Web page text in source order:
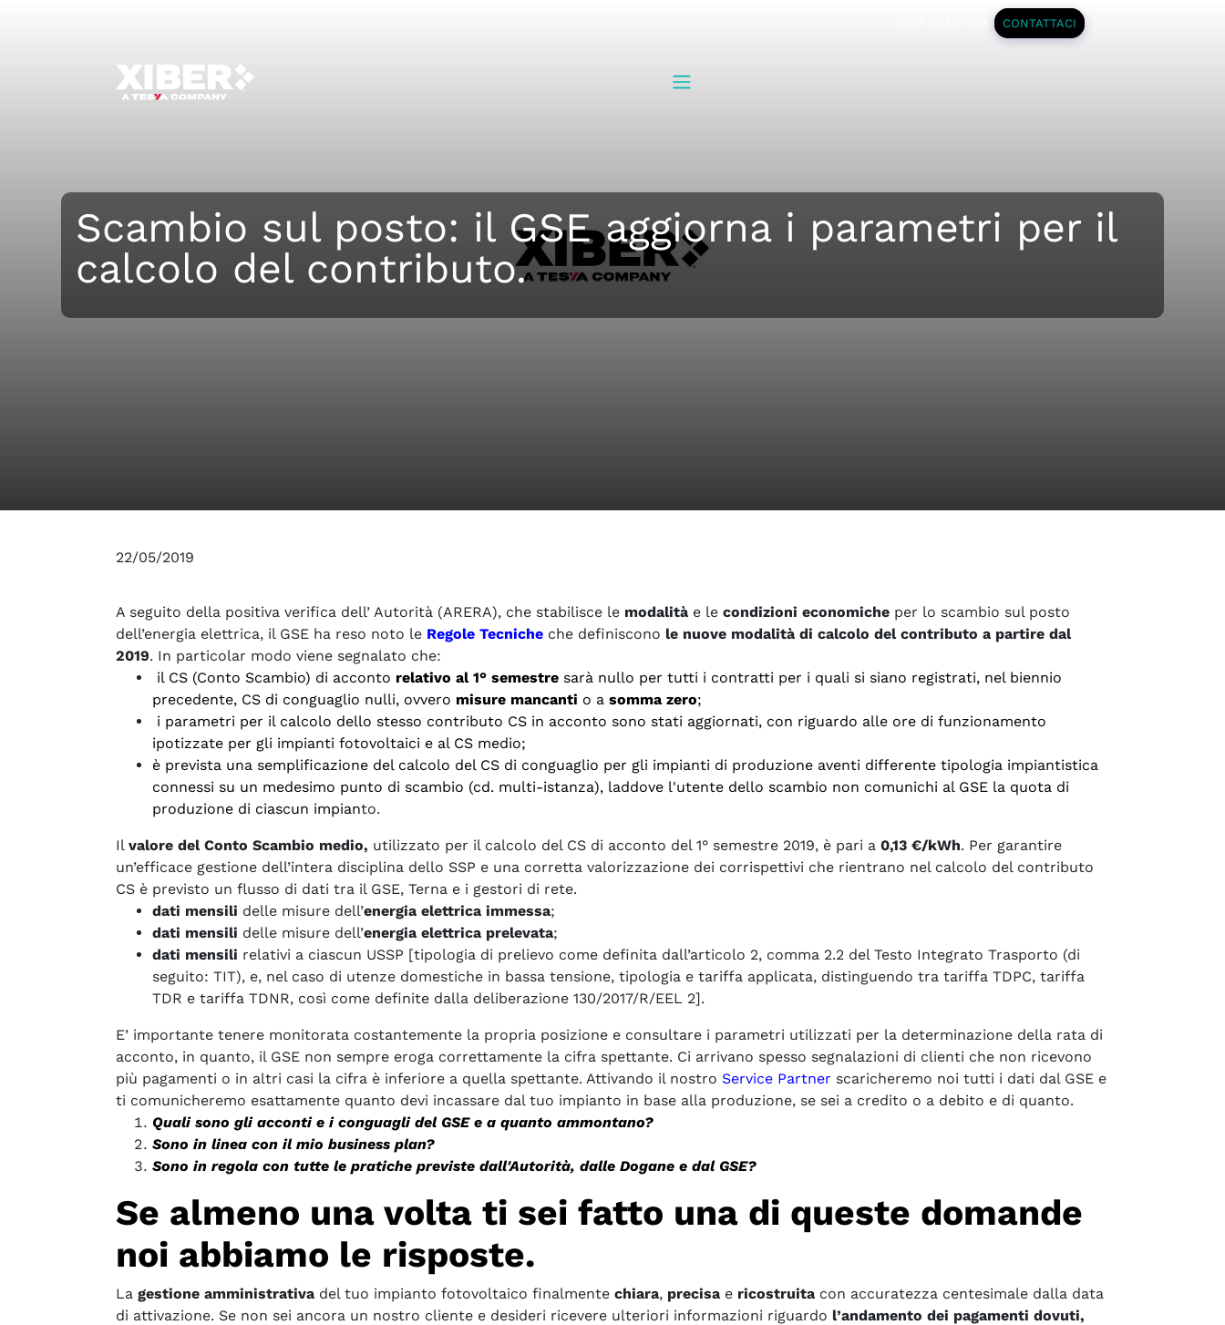
CONTATTACI
CONSULENZA ENERGETICA
Scambio sul posto: il GSE aggiorna i parametri per il
calcolo del contributo.
22/05/2019
A seguito della positiva verifica dell’ Autorità (ARERA), che stabilisce le modalità e le condizioni economiche per lo scambio sul posto
dell’energia elettrica, il GSE ha reso noto le Regole Tecniche che definiscono le nuove modalità di calcolo del contributo a partire dal
2019. In particolar modo viene segnalato che:
il CS (Conto Scambio) di acconto relativo al 1° semestre sarà nullo per tutti i contratti per i quali si siano registrati, nel biennio
precedente, CS di conguaglio nulli, ovvero misure mancanti o a somma zero;
i parametri per il calcolo dello stesso contributo CS in acconto sono stati aggiornati, con riguardo alle ore di funzionamento
ipotizzate per gli impianti fotovoltaici e al CS medio;
è prevista una semplificazione del calcolo del CS di conguaglio per gli impianti di produzione aventi differente tipologia impiantistica
connessi su un medesimo punto di scambio (cd. multi-istanza), laddove l'utente dello scambio non comunichi al GSE la quota di
produzione di ciascun impianto.
Il valore del Conto Scambio medio, utilizzato per il calcolo del CS di acconto del 1° semestre 2019, è pari a 0,13 €/kWh. Per garantire
un’efficace gestione dell’intera disciplina dello SSP e una corretta valorizzazione dei corrispettivi che rientrano nel calcolo del contributo
CS è previsto un flusso di dati tra il GSE, Terna e i gestori di rete.
dati mensili delle misure dell’energia elettrica immessa;
dati mensili delle misure dell’energia elettrica prelevata;
dati mensili relativi a ciascun USSP [tipologia di prelievo come definita dall’articolo 2, comma 2.2 del Testo Integrato Trasporto (di
seguito: TIT), e, nel caso di utenze domestiche in bassa tensione, tipologia e tariffa applicata, distinguendo tra tariffa TDPC, tariffa
TDR e tariffa TDNR, così come definite dalla deliberazione 130/2017/R/EEL 2].
E’ importante tenere monitorata costantemente la propria posizione e consultare i parametri utilizzati per la determinazione della rata di
acconto, in quanto, il GSE non sempre eroga correttamente la cifra spettante. Ci arrivano spesso segnalazioni di clienti che non ricevono
più pagamenti o in altri casi la cifra è inferiore a quella spettante. Attivando il nostro Service Partner scaricheremo noi tutti i dati dal GSE e
ti comunicheremo esattamente quanto devi incassare dal tuo impianto in base alla produzione, se sei a credito o a debito e di quanto.
Quali sono gli acconti e i conguagli del GSE e a quanto ammontano?
Sono in linea con il mio business plan?
Sono in regola con tutte le pratiche previste dall'Autorità, dalle Dogane e dal GSE?
Se almeno una volta ti sei fatto una di queste domande
noi abbiamo le risposte.
La gestione amministrativa del tuo impianto fotovoltaico finalmente chiara, precisa e ricostruita con accuratezza centesimale dalla data
di attivazione. Se non sei ancora un nostro cliente e desideri ricevere ulteriori informazioni riguardo l’andamento dei pagamenti dovuti,